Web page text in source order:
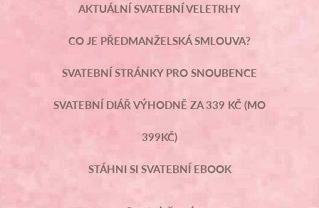
AKTUÁLNÍ SVATEBNÍ VELETRHY
CO JE PŘEDMANŽELSKÁ SMLOUVA?
SVATEBNÍ STRÁNKY PRO SNOUBENCE
SVATEBNÍ DIÁŘ VÝHODNĚ ZA 339 KČ (MO
399KČ)
STÁHNI SI SVATEBNÍ EBOOK